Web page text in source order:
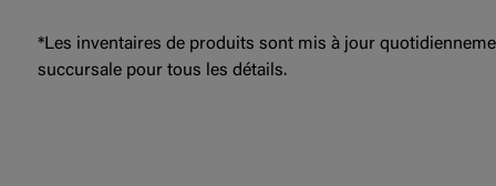
*Les inventaires de produits sont mis à jour
succursale pour tous les détails.